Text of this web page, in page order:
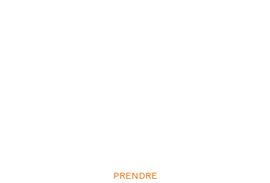
PRENDRE